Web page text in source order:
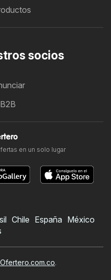
socios
en un solo lugar
Chile España México
Ofertero.com.co.